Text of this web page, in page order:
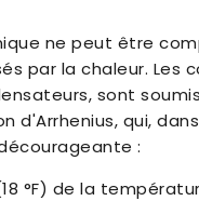
ne peut être
par la chaleur. Les
sont
d'Arrhenius, qui,
:
°F) de la